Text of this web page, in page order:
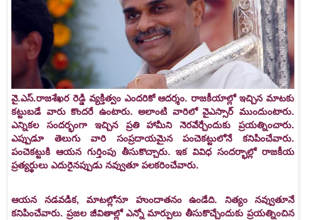
వై.ఎస్‌.రాజశేఖర రెడ్డి వ్యక్తిత్వం ఎందరికో ఆదర్శం. రాజకీయాల్లో ఇచ్చిన మాటకు
కట్టుబడే వారు కొందరే ఉంటారు. అలాంటి వారిలో వైఎస్సార్‌ ముందుంటారు.
ఎన్నికల సందర్భంగా ఇచ్చిన ప్రతి హామీని నెరవేర్చేందుకు ప్రయత్నించారు.
ఎప్పుడూ తెలుగు వారి సంప్రదాయమైన పంచెకట్టులోనే కనిపించేవారు.
పంచెకట్టుకి ఆయన గుర్తింపు తీసుకొచ్చారు. ఇక వివిధ సందర్భాల్లో రాజకీయ
ప్రత్యర్థులు ఎదురైనప్పుడు నవ్వుతూ పలకరించేవారు.
ఆయన నడవడిక, మాటల్లోనూ హుందాతనం ఉండేది. నిత్యం నవ్వుతూనే
కనిపించేవారు. ప్రజల జీవితాల్లో ఎన్నో మార్పులు తీసుకొచ్చేందుకు ప్రయత్నించిన